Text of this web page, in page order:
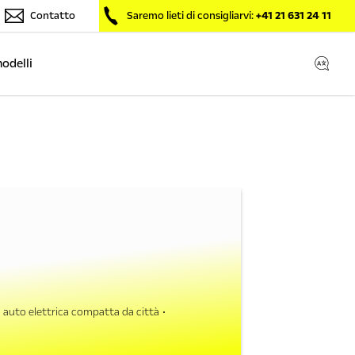
Contatto Saremo lieti di consigliarvi:+41 21 631 24 11
auto elettrica compatta da città